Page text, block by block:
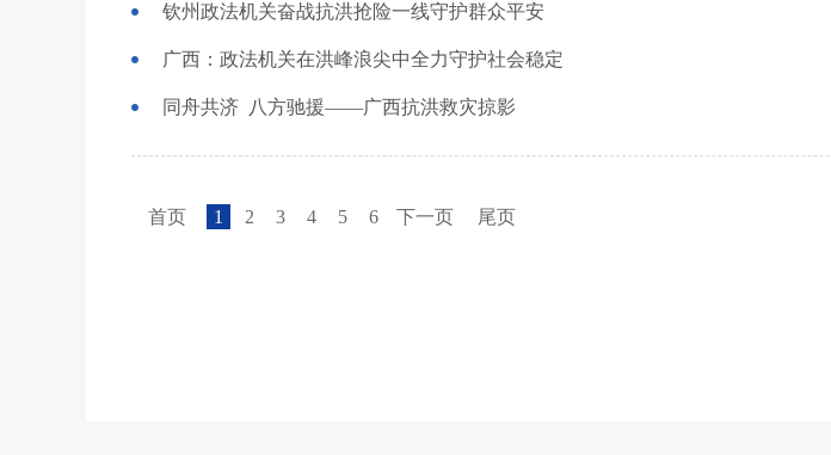
钦州政法机关奋战抗洪抢险一线守护群众平安
广西：政法机关在洪峰浪尖中全力守护社会稳定
同舟共济 八方驰援——广西抗洪救灾掠影
首页 1 2 3 4 5 6 下一页 尾页